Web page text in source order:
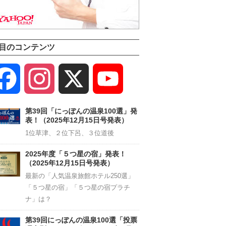
のコンテンツ
Facebook Instagram
Channel
第39回「にっぽんの温泉100選」発
表！（2025年12月15日号発表）
1位草津、２位下呂、３位道後
2025年度「５つ星の宿」発表！
（2025年12月15日号発表）
最新の「人気温泉旅館ホテル250選」
「５つ星の宿」「５つ星の宿プラチ
ナ」は？
第39回にっぽんの温泉100選「投票